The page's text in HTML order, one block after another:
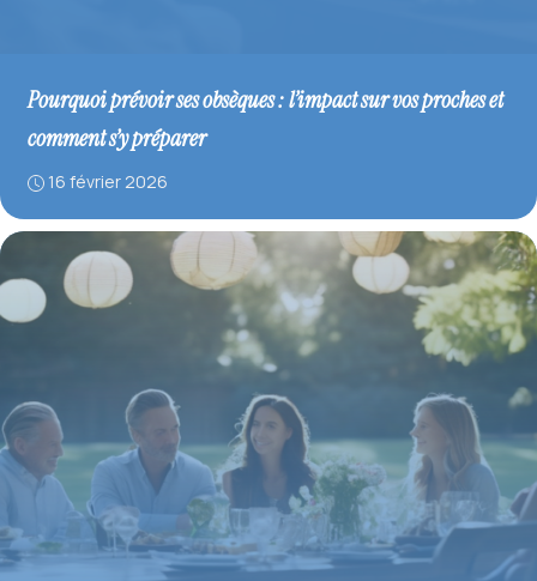
Pourquoi prévoir ses obsèques : l’impact sur vos proches et
comment s’y préparer
16 février 2026